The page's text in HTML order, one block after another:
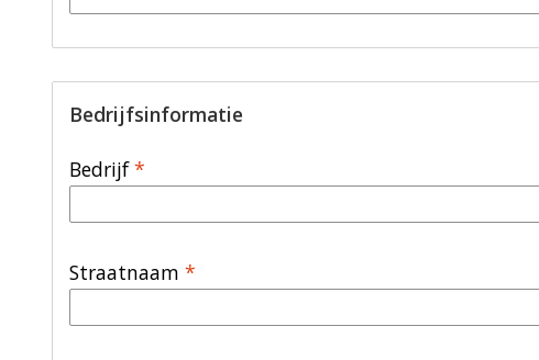
Bedrijfsinformatie
Bedrijf*
Straatnaam *